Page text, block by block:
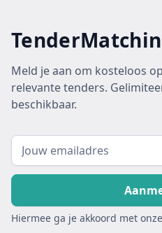
Meld je aan om kosteloos
relevante tenders.
beschikbaar.
Hiermee ga je akkoord met onze